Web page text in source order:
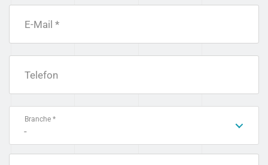
E-Mail *
Telefon
Branche *
-